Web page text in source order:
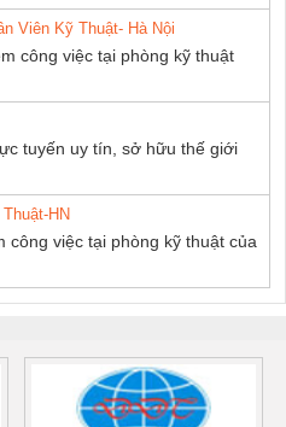
Viên Kỹ Thuật- Hà Nội
công việc tại phòng kỹ thuật
tuyến uy tín, sở hữu thế giới
HN
công việc tại phòng kỹ thuật của